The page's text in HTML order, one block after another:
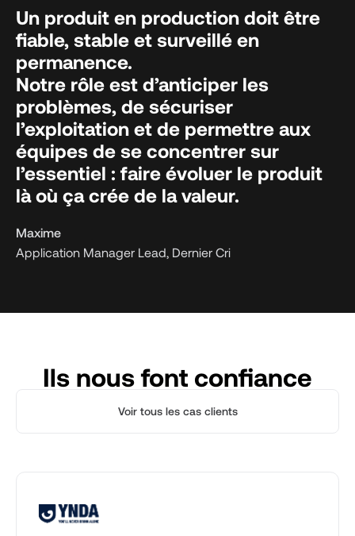
Un produit en production doit être
fiable, stable et surveillé en
permanence.
Notre rôle est d’anticiper les
problèmes, de sécuriser
l’exploitation et de permettre aux
équipes de se concentrer sur
l’essentiel : faire évoluer le produit
là où ça crée de la valeur.
Maxime
Application Manager Lead, Dernier Cri
Ils nous font confiance
Voir tous les cas clients